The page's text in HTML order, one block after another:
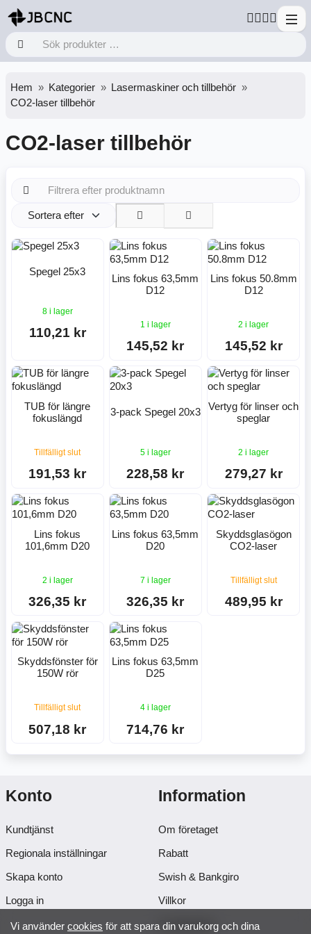
Hem Kategorier
Lasermaskiner och tillbehör
CO2-laser tillbehör
CO2-laser tillbehör
Sortera efter
Spegel 25x3
8 i lager
110,21 kr
Lins fokus 63,5mm
D12
1 i lager
145,52 kr
Lins fokus 50.8mm
D12
2 i lager
145,52 kr
TUB för längre
fokuslängd
Tillfälligt slut
191,53 kr
3-pack Spegel 20x3
5 i lager
228,58 kr
Vertyg för linser och
speglar
2 i lager
279,27 kr
Lins fokus
101,6mm D20
2 i lager
326,35 kr
Lins fokus 63,5mm
D20
7 i lager
326,35 kr
Skyddsglasögon
CO2-laser
Tillfälligt slut
489,95 kr
Skyddsfönster för
150W rör
Tillfälligt slut
507,18 kr
Lins fokus 63,5mm
D25
4 i lager
714,76 kr
Vi använder cookies för att spara din varukorg och dina
Konto
Kundtjänst
Regionala inställningar
Skapa konto
Logga in
Information
Om företaget
Rabatt
Swish & Bankgiro
Villkor
Cookiepolicy